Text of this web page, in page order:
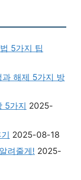
5가지 팁
해제 5가지 방
5가지 2025-
2025-08-18
려줄게! 2025-